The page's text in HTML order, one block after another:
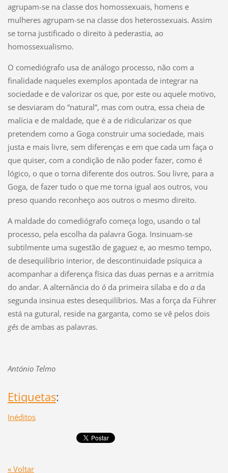
agrupam-se na classe dos homossexuais, homens e
mulheres agrupam-se na classe dos heterossexuais. Assim
se torna justificado o direito à pederastia, ao
homossexualismo.
O comediógrafo usa de análogo processo, não com a
finalidade naqueles exemplos apontada de integrar na
sociedade e de valorizar os que, por este ou aquele motivo,
se desviaram do “natural”, mas com outra, essa cheia de
malícia e de maldade, que é a de ridicularizar os que
pretendem como a Goga construir uma sociedade, mais
justa e mais livre, sem diferenças e em que cada um faça o
que quiser, com a condição de não poder fazer, como é
lógico, o que o torna diferente dos outros. Sou livre, para a
Goga, de fazer tudo o que me torna igual aos outros, vou
preso quando reconheço aos outros o mesmo direito.
A maldade do comediógrafo começa logo, usando o tal
processo, pela escolha da palavra Goga. Insinuam-se
subtilmente uma sugestão de gaguez e, ao mesmo tempo,
de desequilíbrio interior, de descontinuidade psíquica a
acompanhar a diferença física das duas pernas e a arritmia
do andar. A alternância do ôda primeira sílaba e do ada
segunda insinua estes desequilíbrios. Mas a força da Führer
está na gutural, reside na garganta, como se vê pelos dois
gêsde ambas as palavras.
António Telmo
Etiquetas:
Inéditos
« Voltar